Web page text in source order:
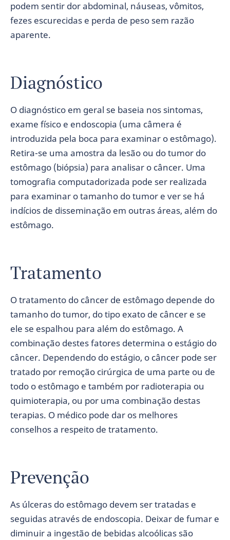
podem sentir dor abdominal, náuseas, vômitos,
fezes escurecidas e perda de peso sem razão
aparente.
Diagnóstico
O diagnóstico em geral se baseia nos sintomas,
exame físico e endoscopia (uma câmera é
introduzida pela boca para examinar o estômago).
Retira-se uma amostra da lesão ou do tumor do
estômago (biópsia) para analisar o câncer. Uma
tomografia computadorizada pode ser realizada
para examinar o tamanho do tumor e ver se há
indícios de disseminação em outras áreas, além do
estômago.
Tratamento
O tratamento do câncer de estômago depende do
tamanho do tumor, do tipo exato de câncer e se
ele se espalhou para além do estômago. A
combinação destes fatores determina o estágio do
câncer. Dependendo do estágio, o câncer pode ser
tratado por remoção cirúrgica de uma parte ou de
todo o estômago e também por radioterapia ou
quimioterapia, ou por uma combinação destas
terapias. O médico pode dar os melhores
conselhos a respeito de tratamento.
Prevenção
As úlceras do estômago devem ser tratadas e
seguidas através de endoscopia. Deixar de fumar e
diminuir a ingestão de bebidas alcoólicas são